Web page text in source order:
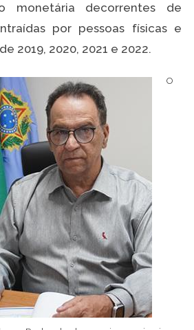
monetária decorrentes de
por pessoas físicas e
2019, 2020, 2021 e 2022.
O